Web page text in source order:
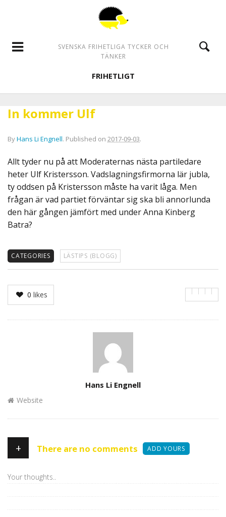
SVENSKA FRIHETLIGA TYCKER OCH
TÄNKER
FRIHETLIGT
In kommer Ulf
ByHans Li Engnell. Published on 2017-09-03.
Allt tyder nu på att Moderaternas nästa partiledare
heter Ulf Kristersson. Vadslagningsfirmorna lär jubla,
ty oddsen på Kristersson måste ha varit låga. Men
frågan är vad partiet förväntar sig ska bli annorlunda
den här gången jämfört med under Anna Kinberg
Batra?
CATEGORIES LÄSTIPS (BLOGG)
0 likes
Hans Li Engnell
Website
+ There are no comments ADD YOURS